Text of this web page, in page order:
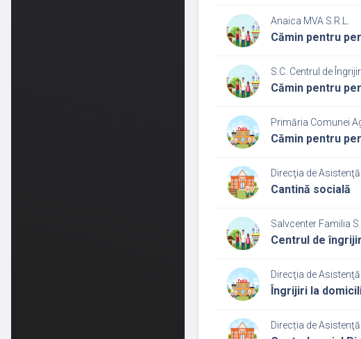
Anaica MVA S.R.L.
Cămin pentru
S.C. Centrul de
Cămin pentru
Primăria Comunei
Cămin pentru
Direcţia de
Cantină socială
Salvcenter Familia
Centrul de
Direcţia de
Îngrijiri la
Direcția de